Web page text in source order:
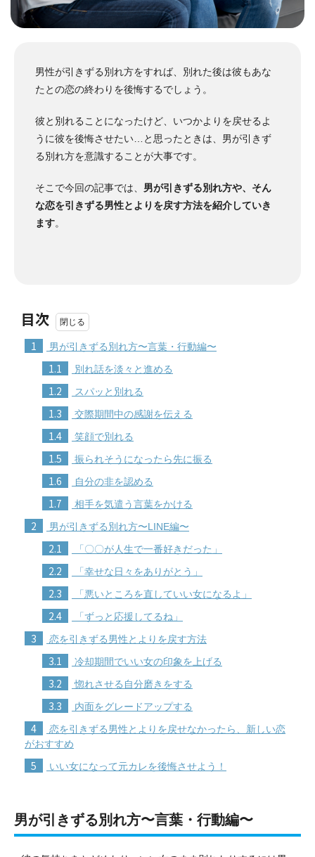
男性が引きずる別れ方をすれば、別れた後は彼もあな
たとの恋の終わりを後悔するでしょう。
彼と別れることになったけど、いつかよりを戻せるよ
うに彼を後悔させたい…と思ったときは、男が引きず
る別れ方を意識することが大事です。
そこで今回の記事では、 男が引きずる別れ方や、そん
な恋を引きずる男性とよりを戻す方法を紹介していき
ます。
目次
1 男が引きずる別れ方〜言葉・行動編〜
1.1 別れ話を淡々と進める
1.2 スパッと別れる
1.3 交際期間中の感謝を伝える
1.4 笑顔で別れる
1.5 振られそうになったら先に振る
1.6 自分の非を認める
1.7 相手を気遣う言葉をかける
2 男が引きずる別れ方〜LINE編〜
2.1 「〇〇が人生で一番好きだった」
2.2 「幸せな日々をありがとう」
2.3 「悪いところを直していい女になるよ」
2.4 「ずっと応援してるね」
3 恋を引きずる男性とよりを戻す方法
3.1 冷却期間でいい女の印象を上げる
3.2 惚れさせる自分磨きをする
3.3 内面をグレードアップする
4
恋を引きずる男性とよりを戻せなかったら、新しい恋
がおすすめ
5 いい女になって元カレを後悔させよう！
男が引きずる別れ方〜言葉・行動編〜